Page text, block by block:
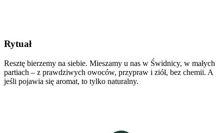
Rytuał
Resztę bierzemy na siebie. Mieszamy u nas w Świdnicy, w małych
partiach – z prawdziwych owoców, przypraw i ziół, bez chemii. A
jeśli pojawia się aromat, to tylko naturalny.